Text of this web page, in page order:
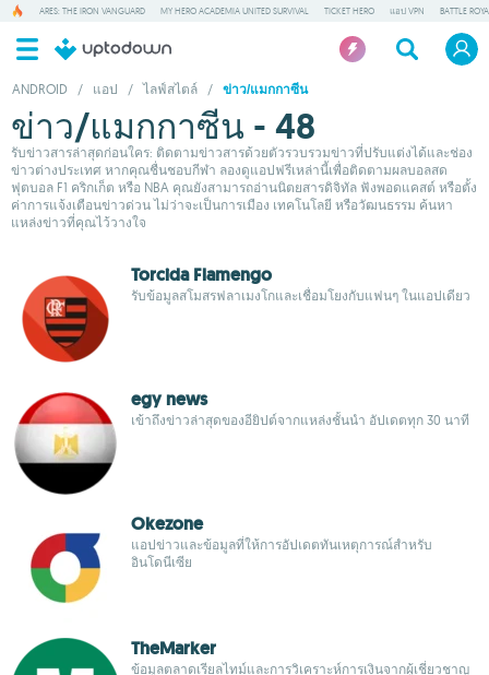
ARES: THE IRON VANGUARD MY HERO ACADEMIA UNITED SURVIVAL TICKET HERO แอป VPN BATTLE
ANDROID / แอป / ไลฟ์สไตล์ / ข่าว/แมกกาซีน
ข่าว/แมกกาซีน - 48
รับข่าวสารล่าสุดก่อนใคร: ติดตามข่าวสารด้วยตัวรวบรวมข่าวที่ปรับแต่งได้และช่อง
ข่าวต่างประเทศ หากคุณชื่นชอบกีฬา ลองดูแอปฟรีเหล่านี้เพื่อติดตามผลบอลสด
ฟุตบอล F1 คริกเก็ต หรือ NBA คุณยังสามารถอ่านนิตยสารดิจิทัล ฟังพอดแคสต์ หรือตั้ง
ค่าการแจ้งเตือนข่าวด่วน ไม่ว่าจะเป็นการเมือง เทคโนโลยี หรือวัฒนธรรม ค้นหา
แหล่งข่าวที่คุณไว้วางใจ
Torcida Flamengo
รับข้อมูลสโมสรฟลาเมงโกและเชื่อมโยงกับแฟนๆ ในแอปเดียว
egy news
เข้าถึงข่าวล่าสุดของอียิปต์จากแหล่งชั้นนำ อัปเดตทุก 30 นาที
Okezone
แอปข่าวและข้อมูลที่ให้การอัปเดตทันเหตุการณ์สำหรับ
อินโดนีเซีย
TheMarker
ข้อมูลตลาดเรียลไทม์และการวิเคราะห์การเงินจากผู้เชี่ยวชาญ